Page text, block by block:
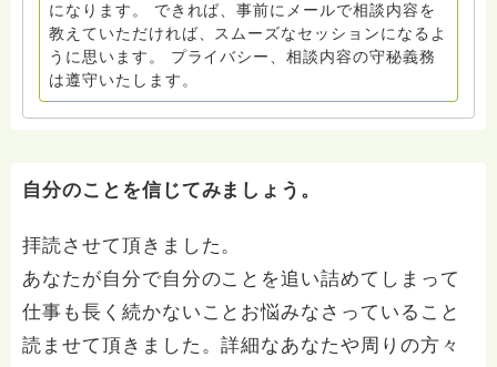
になります。 できれば、事前にメールで相談内容を
教えていただければ、スムーズなセッションになるよ
うに思います。 プライバシー、相談内容の守秘義務
は遵守いたします。
自分のことを信じてみましょう。
拝読させて頂きました。
あなたが自分で自分のことを追い詰めてしまって
仕事も長く続かないことお悩みなさっていること
読ませて頂きました。詳細なあなたや周りの方々